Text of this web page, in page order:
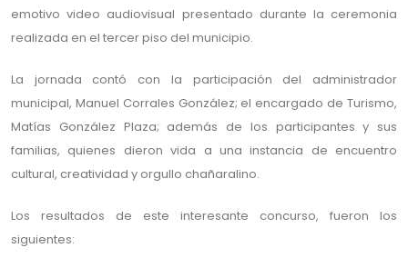
emotivo video audiovisual presentado durante la ceremonia
realizada en el tercer piso del municipio.
La jornada contó con la participación del administrador
municipal, Manuel Corrales González; el encargado de Turismo,
Matías González Plaza; además de los participantes y sus
familias, quienes dieron vida a una instancia de encuentro
cultural, creatividad y orgullo chañaralino.
Los resultados de este interesante concurso, fueron los
siguientes: